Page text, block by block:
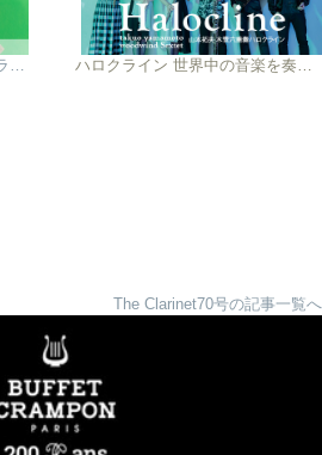
The Clarinet70号の記事一覧へ